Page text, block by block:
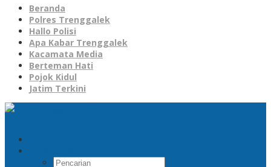
Beranda
Polres Trenggalek
Hallo Polisi
Apa Kabar Trenggalek
Kacamata Media
Berteman Hati
Pojok Kidul
Jatim Terkini